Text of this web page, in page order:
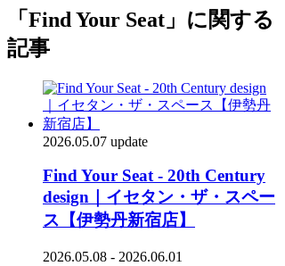
「Find Your Seat」に関する
記事
2026.05.07 update
Find Your Seat - 20th Century
design｜イセタン・ザ・スペー
ス【伊勢丹新宿店】
2026.05.08 - 2026.06.01